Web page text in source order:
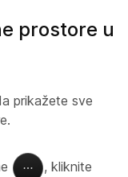
prostore u
prikažete sve
, kliknite